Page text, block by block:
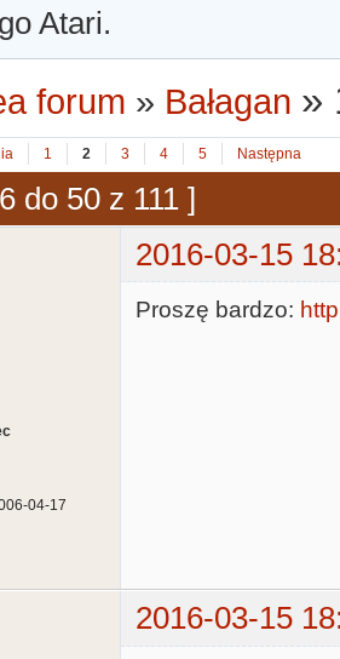
Atari.
forum » Bałagan »
1 2 3 4 5 Następna
do 50 z 111 ]
2016-03-15
04-17
Proszę bardzo:
2016-03-15